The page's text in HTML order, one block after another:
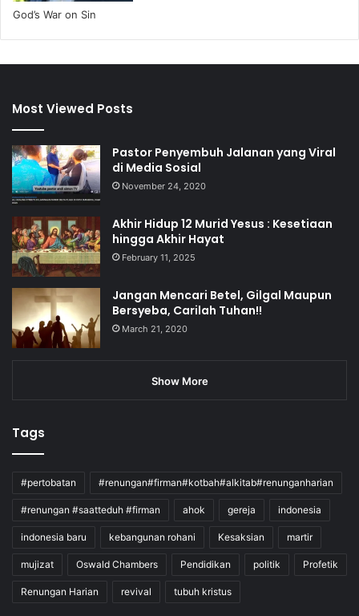
God’s War on Sin
Most Viewed Posts
Pastor Penyembuh Jalanan yang Viral
di Media Sosial
November 24, 2020
Akhir Hidup 12 Murid Yesus : Kesetiaan
hingga Akhir Hayat
February 11, 2025
Jangan Mencari Betel, Gilgal Maupun
Bersyeba, Carilah Tuhan!!
March 21, 2020
Show More
Tags
#pertobatan #renungan#firman#kotbah#alkitab#renunganharian
#renungan #saatteduh #firman ahok gereja indonesia
indonesia baru kebangunan rohani Kesaksian martir
mujizat Oswald Chambers Pendidikan politik Profetik
Renungan Harian revival tubuh kristus